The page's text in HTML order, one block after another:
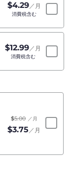
$4.29 ／月
消費税含む
$12.99 ／月
消費税含む
$5.00 ／月
$3.75 ／月